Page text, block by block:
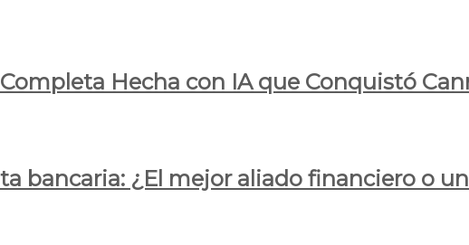
Hecha con IA que Conquistó
bancaria: ¿El mejor aliado financiero o